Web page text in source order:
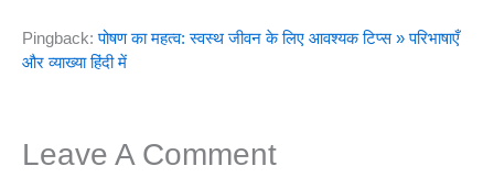
Pingback:पोषण का महत्व: स्वस्थ जीवन के लिए आवश्यक टिप्स » परिभाषाएँ
और व्याख्या हिंदी में
Leave A Comment